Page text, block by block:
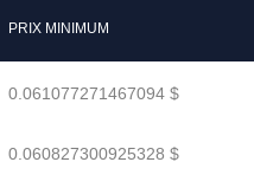
PRIX MINIMUM
0.061077271467094 $
0.060827300925328 $